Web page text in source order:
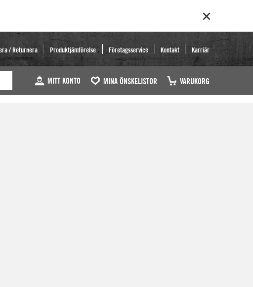
/ Returnera Produktjämförelse Företagsservice Kontakt Karriär
MITT KONTO MINA ÖNSKELISTOR VARUKORG